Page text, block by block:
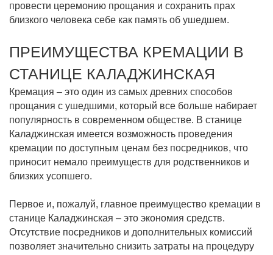
провести церемонию прощания и сохранить прах
близкого человека себе как память об ушедшем.
ПРЕИМУЩЕСТВА КРЕМАЦИИ В
СТАНИЦЕ КАЛАДЖИНСКАЯ
Кремация – это один из самых древних способов
прощания с ушедшими, который все больше набирает
популярность в современном обществе. В станице
Каладжинская имеется возможность проведения
кремации по доступным ценам без посредников, что
приносит немало преимуществ для родственников и
близких усопшего.
Первое и, пожалуй, главное преимущество кремации в
станице Каладжинская – это экономия средств.
Отсутствие посредников и дополнительных комиссий
позволяет значительно снизить затраты на процедуру